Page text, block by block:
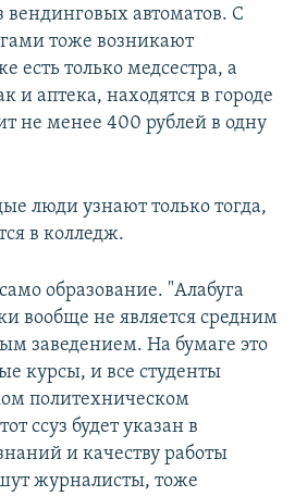
вендинговых автоматов. С
тоже возникают
есть только медсестра, а
и аптека, находятся в городе
не менее 400 рублей в одну
люди узнают только тогда,
в колледж.
образование. "Алабуга
вообще не является средним
заведением. На бумаге это
курсы, и все студенты
политехническом
ссуз будет указан в
и качеству работы
журналисты, тоже